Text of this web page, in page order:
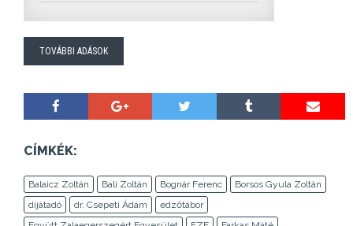
TOVÁBBI ADÁSOK
CÍMKÉK:
Balaicz Zoltán Bali Zoltán Bognár Ferenc
Borsos Gyula Zoltán
díjátadó
dr. Csepeti Ádám
edzőtábor